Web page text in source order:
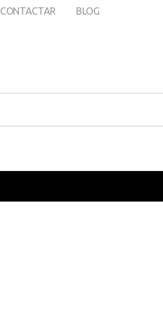
CONTACTAR BLOG